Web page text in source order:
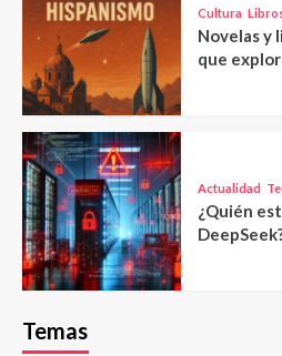
Cultura
Novelas y
que
Actualidad
¿Quién
Temas